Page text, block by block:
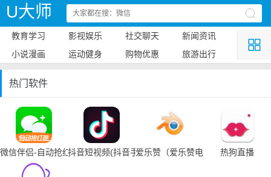
U大师
教育学习 影视娱乐 社交聊天
新闻资讯
小说漫画
运动健身 购物优惠 旅游出行
热门软件
微信伴侣-自动抢红包抖音短视频(抖音手机下载)爱乐赞（爱乐赞电脑手机下载）
热狗直播